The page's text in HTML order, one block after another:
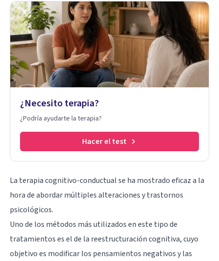
¿Necesito terapia?
¿Podría ayudarte la terapia?
Hacer el test
La terapia cognitivo-conductualse ha mostrado eficaz a la
hora de abordar múltiples alteraciones y trastornos
psicológicos.
Uno de los métodos más utilizados en este tipo de
tratamientos es el de la reestructuración cognitiva, cuyo
objetivo es modificar los pensamientos negativos y las